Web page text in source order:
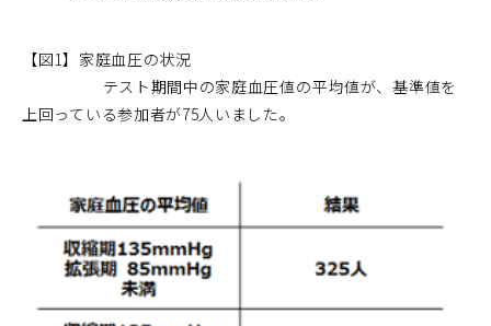
【図1】家庭血圧の状況
テスト期間中の家庭血圧値の平均値が、基準値を
上回っている参加者が75人いました。